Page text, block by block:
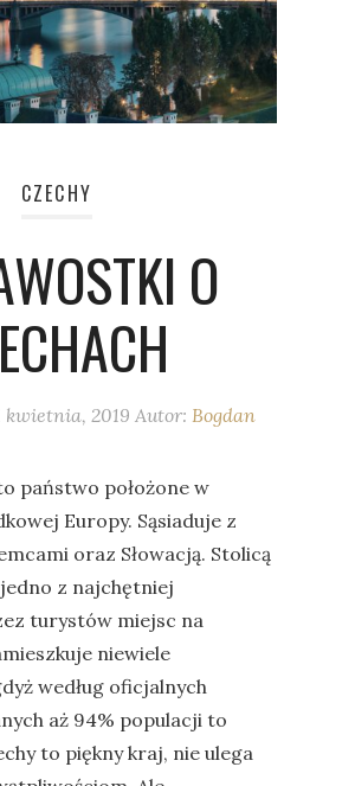
CZECHY
O
kwietnia, 2019 Autor: Bogdan
państwo położone w
Europy. Sąsiaduje z
oraz Słowacją. Stolicą
z najchętniej
turystów miejsc na
niewiele
według oficjalnych
aż 94% populacji to
to piękny kraj, nie ulega